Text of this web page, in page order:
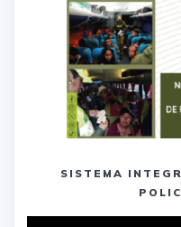
SISTEMA